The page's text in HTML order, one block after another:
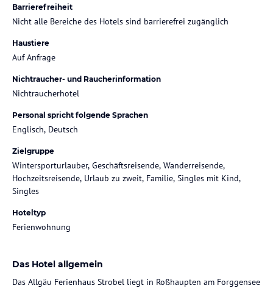
Barrierefreiheit
Nicht alle Bereiche des Hotels sind barrierefrei zugänglich
Haustiere
Auf Anfrage
Nichtraucher- und Raucherinformation
Nichtraucherhotel
Personal spricht folgende Sprachen
Englisch, Deutsch
Zielgruppe
Wintersporturlauber, Geschäftsreisende, Wanderreisende,
Hochzeitsreisende, Urlaub zu zweit, Familie, Singles mit Kind,
Singles
Hoteltyp
Ferienwohnung
Das Hotel allgemein
Das Allgäu Ferienhaus Strobel liegt in Roßhaupten am Forggensee